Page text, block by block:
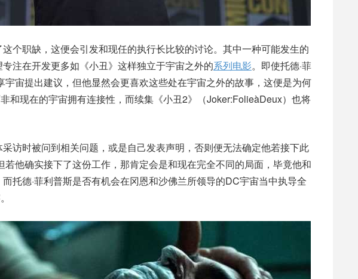
个职缺，这便会引发和现任的执行长比较的讨论。其中一种可能发生的
注在开发更多如《小丑》这样独立于宇宙之外的系列电影。即使托德·菲
宙提出建议，但他显然会更喜欢这些处在宇宙之外的故事，这便是为何
和现在的宇宙拥有连接性，而续集《小丑2》（Joker:FolieàDeux）也将
访时被问到相关问题，或是自己发表声明，否则便无法确定他若接下此
他确实接下了这份工作，那肯定会是和现在完全不同的局面，毕竟他和
托德·菲利普斯是否有机会在冈恩和沙佛兰所领导的DC宇宙当中执导全